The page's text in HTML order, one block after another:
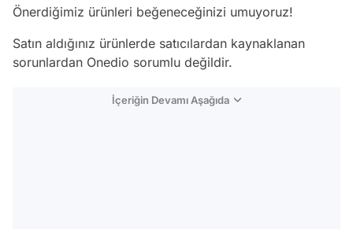
Önerdiğimiz ürünleri beğeneceğinizi umuyoruz!
Satın aldığınız ürünlerde satıcılardan kaynaklanan
sorunlardan Onedio sorumlu değildir.
İçeriğin Devamı Aşağıda